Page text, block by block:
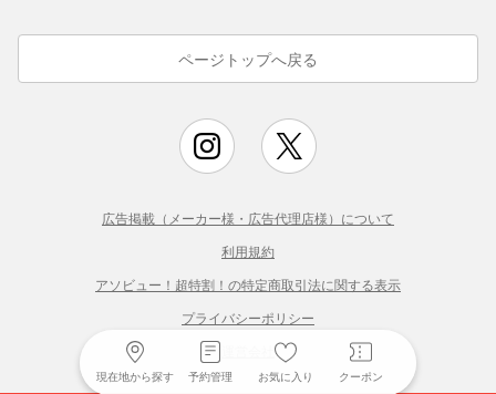
現在地から探す 予約管理 お気に入り クーポン
ページトップへ戻る
広告掲載（メーカー様・広告代理店様）について
利用規約
アソビュー！超特割！の特定商取引法に関する表示
プライバシーポリシー